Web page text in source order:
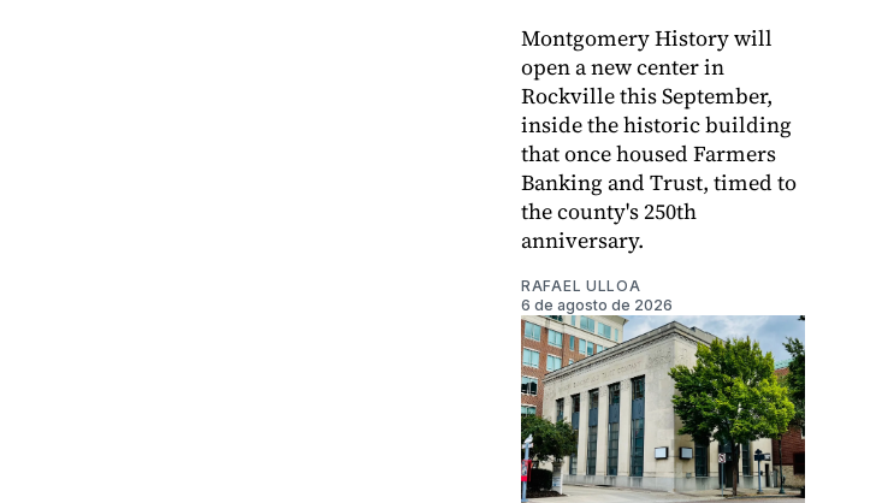
Montgomery History will
open a new center in
Rockville this September,
inside the historic building
that once housed Farmers
Banking and Trust, timed to
the county's 250th
anniversary.
RAFAEL ULLOA
6 de agosto de 2026